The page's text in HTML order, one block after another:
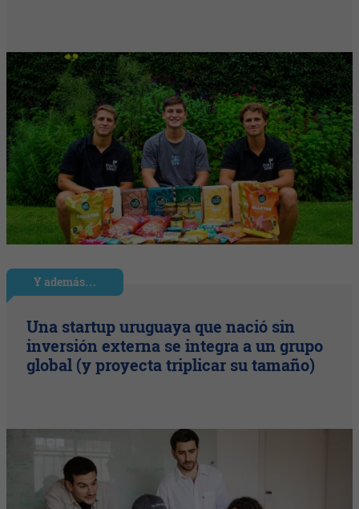
Y además…
Una startup uruguaya que nació sin
inversión externa se integra a un grupo
global (y proyecta triplicar su tamaño)